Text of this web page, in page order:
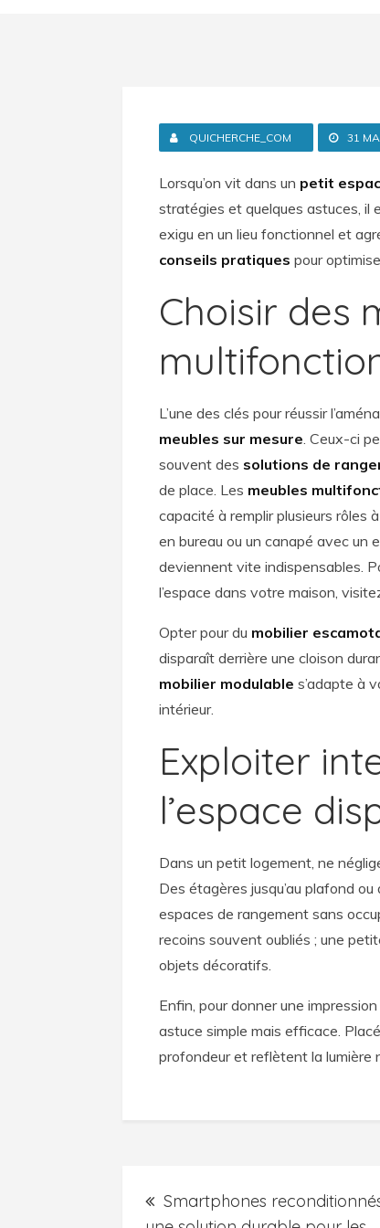
QUICHERCHE_COM 31
Lorsqu’on vit dans un petit
stratégies et quelques astuces,
exigu en un lieu fonctionnel et
conseils pratiques pour
Choisir des
L’une des clés pour réussir
meubles sur mesure . Ceux-ci
souvent des solutions de
de place. Les meubles
capacité à remplir plusieurs rôles
en bureau ou un canapé avec un
deviennent vite indispensables.
l’espace dans votre maison,
Opter pour du mobilier
disparaît derrière une cloison
mobilier modulable s’adapte à
intérieur.
Exploiter
l’espace
Dans un petit logement, ne
Des étagères jusqu’au plafond
espaces de rangement sans
recoins souvent oubliés ; une
objets décoratifs.
Enfin, pour donner une
astuce simple mais efficace.
profondeur et reflètent la lumière
Post
Smartphones